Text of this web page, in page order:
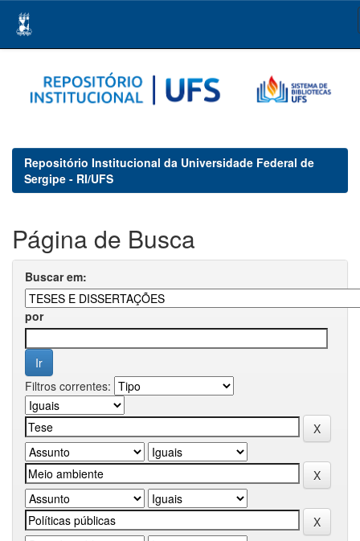
navigation
Repositório Institucional da Universidade Federal de
Sergipe - RI/UFS
Página de Busca
Buscar em:
por
Filtros correntes: